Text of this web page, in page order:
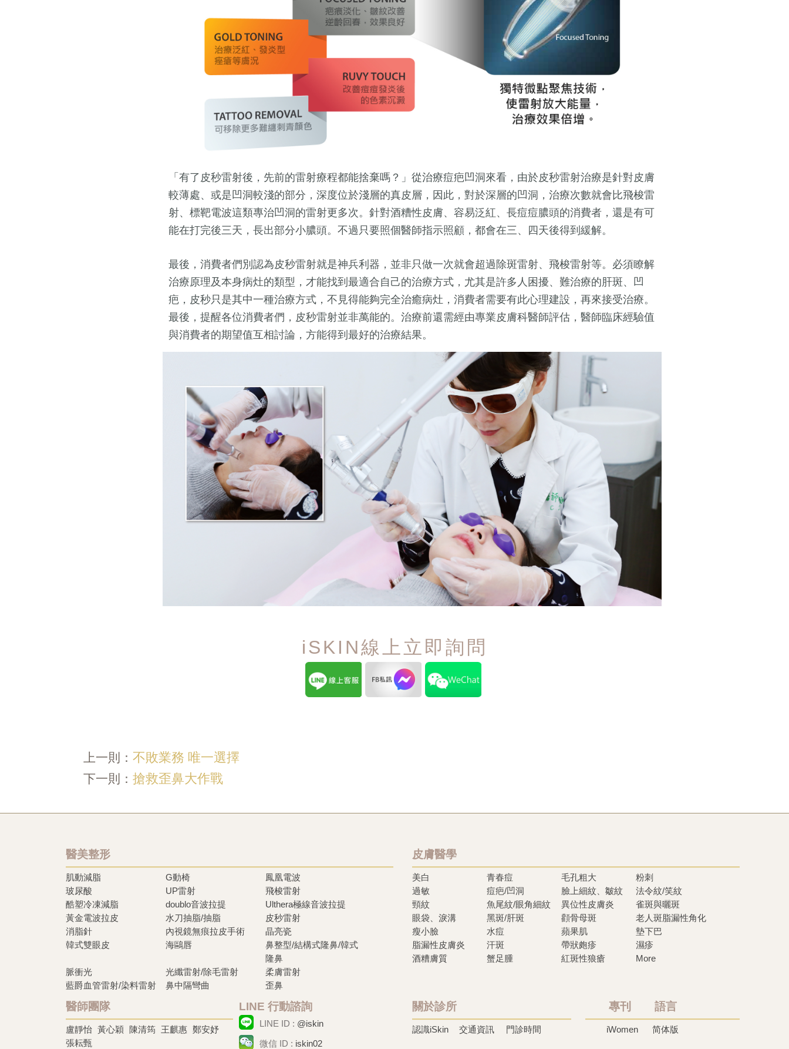
「有了皮秒雷射後，先前的雷射療程都能捨棄嗎？」從治療痘疤凹洞來看，由於皮秒雷射治療是針對皮膚
較薄處、或是凹洞較淺的部分，深度位於淺層的真皮層，因此，對於深層的凹洞，治療次數就會比飛梭雷
射、標靶電波這類專治凹洞的雷射更多次。針對酒糟性皮膚、容易泛紅、長痘痘膿頭的消費者，還是有可
能在打完後三天，長出部分小膿頭。不過只要照個醫師指示照顧，都會在三、四天後得到緩解。
最後，消費者們別認為皮秒雷射就是神兵利器，並非只做一次就會超過除斑雷射、飛梭雷射等。必須瞭解
治療原理及本身病灶的類型，才能找到最適合自己的治療方式，尤其是許多人困擾、難治療的肝斑、凹
疤，皮秒只是其中一種治療方式，不見得能夠完全治癒病灶，消費者需要有此心理建設，再來接受治療。
最後，提醒各位消費者們，皮秒雷射並非萬能的。治療前還需經由專業皮膚科醫師評估，醫師臨床經驗值
與消費者的期望值互相討論，方能得到最好的治療結果。
iSKIN線上立即詢問
上一則： 不敗業務 唯一選擇
下一則： 搶救歪鼻大作戰
醫美整形
肌動減脂 G動椅
鳳凰電波
玻尿酸
UP雷射
飛梭雷射
酷塑冷凍減脂
doublo音波拉提
Ulthera極線音波拉提
黃金電波拉皮
水刀抽脂/抽脂
皮秒雷射
消脂針
內視鏡無痕拉皮手術
晶亮瓷
韓式雙眼皮
海鷗唇
鼻整型/結構式隆鼻/韓式
隆鼻
脈衝光
光纖雷射/除毛雷射
柔膚雷射
藍爵血管雷射/染料雷射
鼻中隔彎曲 歪鼻
皮膚醫學
美白 青春痘 毛孔粗大
粉刺
過敏
痘疤/凹洞 臉上細紋、皺紋
法令紋/笑紋
頸紋
魚尾紋/眼角細紋 異位性皮膚炎
雀斑與曬斑
眼袋、淚溝
黑斑/肝斑 顴骨母斑
老人斑脂漏性角化
瘦小臉
水痘 蘋果肌
墊下巴
脂漏性皮膚炎
汗斑 帶狀皰疹
濕疹
酒糟膚質
蟹足腫 紅斑性狼瘡 More
醫師團隊
盧靜怡 黃心穎 陳清筠 王麒惠 鄭安妤
張耘甄
LINE 行動諮詢
LINE ID : @iskin
微信 ID : iskin02
關於診所
認識iSkin 交通資訊 門診時間
專刊 語言
iWomen 简体版